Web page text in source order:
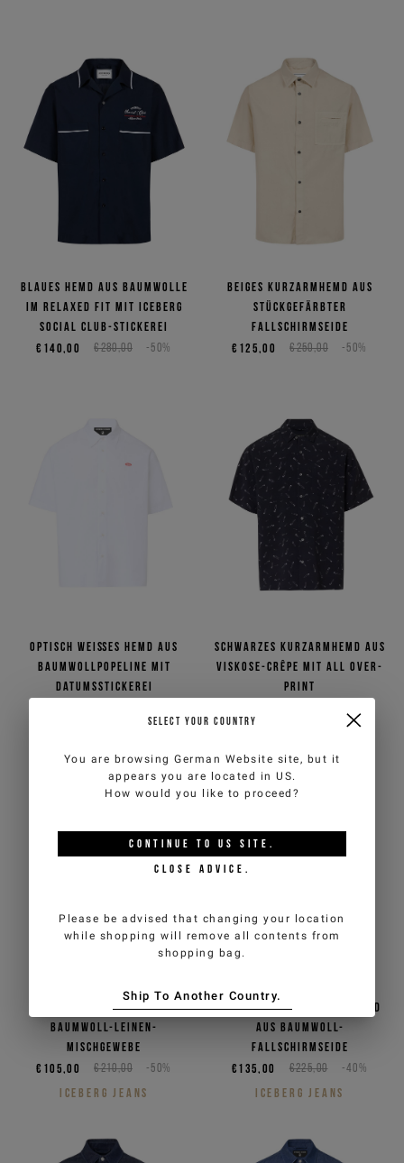
Blaues Hemd aus Baumwolle
im Relaxed Fit mit Iceberg
Social Club-Stickerei
€280,00 -50%
€140,00
Beiges Kurzarmhemd aus
stückgefärbter
Fallschirmseide
€250,00 -50%
€125,00
Optisch weißes Hemd aus
Baumwollpopeline mit
Datumsstickerei
Schwarzes Kurzarmhemd aus
Viskose-Crêpe mit All over-
Print
Hellbeiges Hemd aus
Baumwoll-Leinen-
Mischgewebe
€210,00 -50%
€105,00
ICEBERG JEANS
Salbeigrünes Kurzarmhemd
aus Baumwoll-
Fallschirmseide
€225,00 -40%
€135,00
ICEBERG JEANS
SELECT YOUR COUNTRY
You are browsing German Website site, but it
appears you are located in US.
How would you like to proceed?
CONTINUE TO US SITE.
CLOSE ADVICE.
Please be advised that changing your location
while shopping will remove all contents from
shopping bag.
Ship To Another Country.